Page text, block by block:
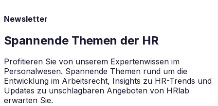
Newsletter
Spannende Themen der HR
Profitieren Sie von unserem Expertenwissen im
Personalwesen. Spannende Themen rund um die
Entwicklung im Arbeitsrecht, Insights zu HR-Trends und
Updates zu unschlagbaren Angeboten von HRlab
erwarten Sie.